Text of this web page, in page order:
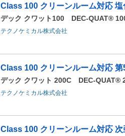
Class 100 クリーンルーム対応
デック クワット100 DEC-QUAT®
テクノケミカル株式会社
Class 100 クリーンルーム対応
デック クワット 200C DEC-QUAT®
テクノケミカル株式会社
Class 100 クリーンルーム対応